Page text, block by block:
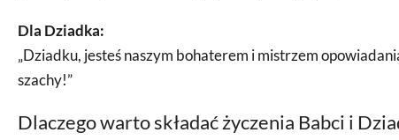
Dla Dziadka:
„Dziadku, jesteś naszym bohaterem i mistrzem
szachy!”
Dlaczego warto składać życzenia Babci i